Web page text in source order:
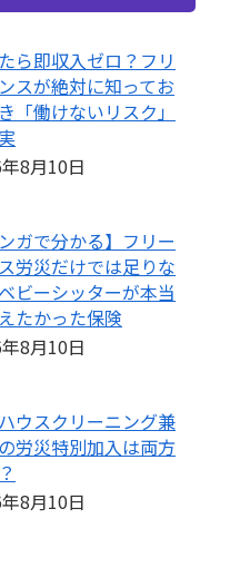
ら即収入ゼロ？フリ
スが絶対に知ってお
「働けないリスク」
8月10日
ンガで分かる】フリー
労災だけでは足りな
ビーシッターが本当
たかった保険
8月10日
ウスクリーニング兼
労災特別加入は両方
8月10日